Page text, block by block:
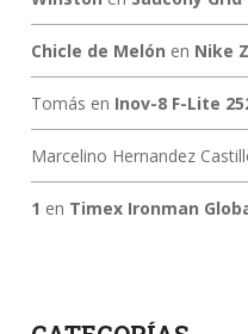
Chicle de Melón en Nike
Tomás en Inov-8 F-Lite
Marcelino Hernandez
1 en Timex Ironman